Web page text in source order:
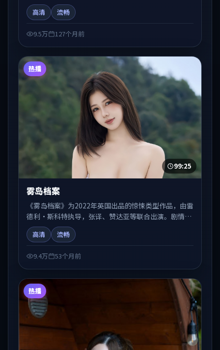
在人物弧光与节奏推进中展开，兼具叙事张力与视听质
感。适合关注国产在线观看、热播国产剧与院线佳片的
高清 流畅
9.5万 127个月前
热播
99:25
雾岛档案
《雾岛档案》为2022年英国出品的惊悚类型作品，由雷
德利·斯科特执导，张译、赞达亚等联合出演。剧情在
人物弧光与节奏推进中展开，兼具叙事张力与视听质
感。可与站内国产剧、电影、综艺片单交叉检索，便于
高清 流畅
9.4万 53个月前
热播